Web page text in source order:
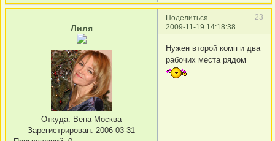
Поделиться
23
2009-11-19 14:18:38
Лиля
Откуда: Вена-Москва
Зарегистрирован: 2006-03-31
Нужен второй комп и два
рабочих места рядом